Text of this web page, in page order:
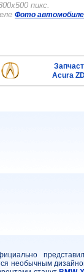
пикс.
Фото
Acura
необычным